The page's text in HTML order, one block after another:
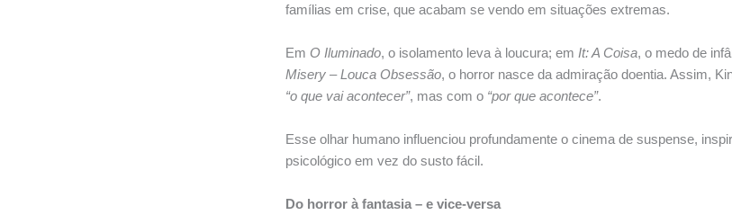
famílias em crise, que acabam se vendo em situações extremas.
Em O Iluminado, o isolamento leva à loucura; em It: A Coisa, o medo de
Misery – Louca Obsessão, o horror nasce da admiração doentia. Assim,
“o que vai acontecer”, mas com o “por que acontece”.
Esse olhar humano influenciou profundamente o cinema de suspense,
psicológico em vez do susto fácil.
Do horror à fantasia – e vice-versa